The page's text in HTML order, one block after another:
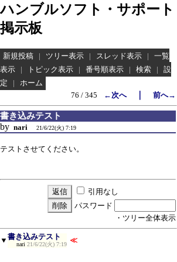
ハンブルソフト・サポート
掲示板
新規投稿 | ツリー表示 | スレッド表示 |
一覧
表示
| トピック表示 | 番号順表示 | 検索 |
設
定
|
ホーム
76 / 345
←次へ｜ 前へ→
書き込みテスト
by nari 21/6/22(火) 7:19
テストさせてください。
引用なし
パスワード
・ツリー全体表示
▼ 書き込みテスト
nari 21/6/22(火) 7:19 ≪